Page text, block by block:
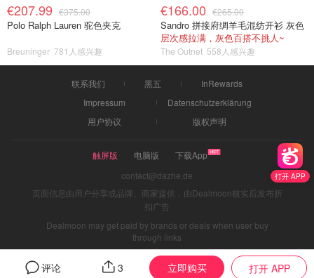
打开 APP
评论 3 立即购买 打开 APP
€207.99 €375.00
Polo Ralph Lauren 驼色夹克
Breuninger 781人感兴趣
€166.00 €265.00
Sandro 拼接府绸羊毛混纺开衫 灰色
层次感拉满，灰色百搭不挑人~
The Outnet 558人感兴趣
联系我们 黑五
InRewards
Impressum
Datenschutzerklärung
用户协议
版权声明
触屏版 电脑版
下载App
contact@dazhe.de
页面信息由用户分享或品牌、商家提供，由Dealmoon核实后发布折
扣广告
Dealmoon may get paid by brands or deals when user buy
through links